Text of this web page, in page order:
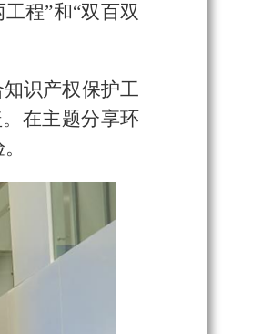
程”和“双百双
识产权保护工
在主题分享环